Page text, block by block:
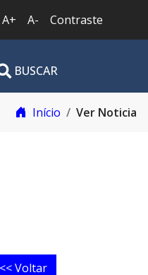
A+ A- Contraste
BUSCAR
Início Ver Noticia
<< Voltar